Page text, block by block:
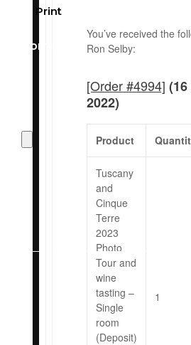
Print
Contact
You’ve received the
Ron Selby:
[Order #4994]
2022)
Product
Tuscany
and
Cinque
Terre
2023
Photo
Tour and
wine
tasting –
Single
room
(Deposit)
1